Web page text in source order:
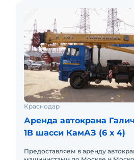
Краснодар
Аренда автокрана
1В шасси КамАЗ (6 х 4)
Предоставляем в аренду